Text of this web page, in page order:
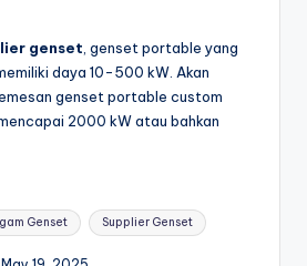
genset , genset portable yang
daya 10-500 kW. Akan
genset portable custom
2000 kW atau bahkan
Genset Supplier Genset